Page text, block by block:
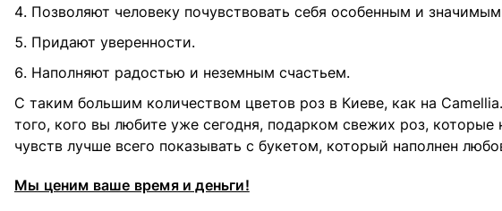
Позволяют человеку почувствовать себя особенным и
Придают уверенности.
Наполняют радостью и неземным счастьем.
С таким большим количеством цветов роз в Киеве, как на
того, кого вы любите уже сегодня, подарком свежих роз, которые
чувств лучше всего показывать с букетом, который наполнен
Мы ценим ваше время и деньги!